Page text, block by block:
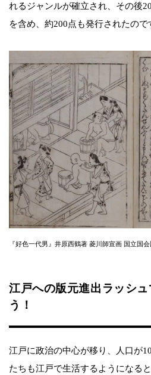
れるジャンルが確立され、その後
を含め、約200点も発行されたので
『好色一代男』井原西鶴著 菱川師宣画 国立国
江戸への版元進出ラッシ
う！
江戸に政治の中心が移り、人口が
たちも江戸で生活するようになる